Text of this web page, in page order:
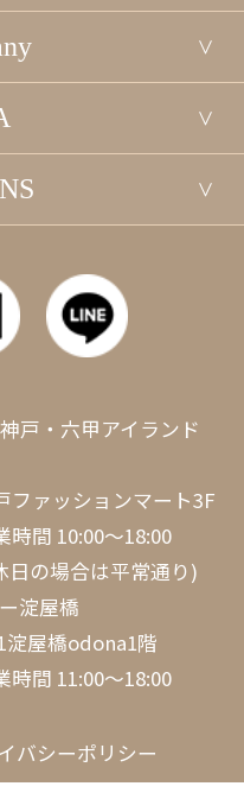
戸・六甲アイランド
ファッションマート3F
間 10:00～18:00
日の場合は平常通り)
淀屋橋
淀屋橋odona1階
間 11:00～18:00
バシーポリシー